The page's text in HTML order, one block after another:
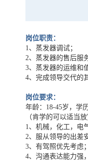
岗位职责：
1、蒸发器调试；
2、蒸发器的售后服
3、蒸发器的运维和
4、完成领导交代的
岗位要求：
年龄：18-45岁，学
（肯学的可以适当
1、机械，化工，电
2、服从领导的出差
3、有驾照优先考虑
4、沟通表达能力强